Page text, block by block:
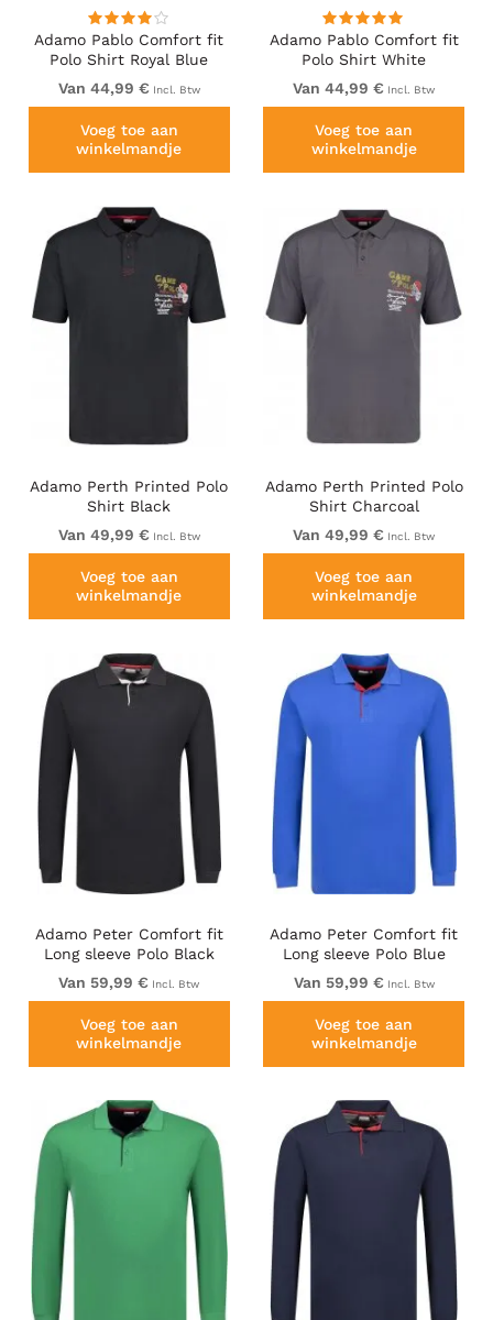
Adamo Pablo Comfort fit
Polo Shirt Royal Blue
Van 44,99 € Incl. Btw
Voeg toe aan
winkelmandje
Adamo Pablo Comfort fit
Polo Shirt White
Van 44,99 € Incl. Btw
Voeg toe aan
winkelmandje
Adamo Perth Printed Polo
Shirt Black
Van 49,99 € Incl. Btw
Voeg toe aan
winkelmandje
Adamo Perth Printed Polo
Shirt Charcoal
Van 49,99 € Incl. Btw
Voeg toe aan
winkelmandje
Adamo Peter Comfort fit
Long sleeve Polo Black
Van 59,99 € Incl. Btw
Voeg toe aan
winkelmandje
Adamo Peter Comfort fit
Long sleeve Polo Blue
Van 59,99 € Incl. Btw
Voeg toe aan
winkelmandje